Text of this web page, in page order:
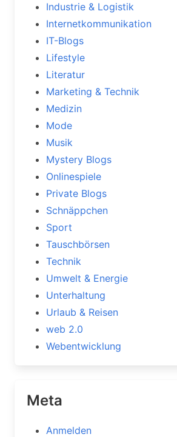
Industrie & Logistik
Internetkommunikation
IT-Blogs
Lifestyle
Literatur
Marketing & Technik
Medizin
Mode
Musik
Mystery Blogs
Onlinespiele
Private Blogs
Schnäppchen
Sport
Tauschbörsen
Technik
Umwelt & Energie
Unterhaltung
Urlaub & Reisen
web 2.0
Webentwicklung
Meta
Anmelden